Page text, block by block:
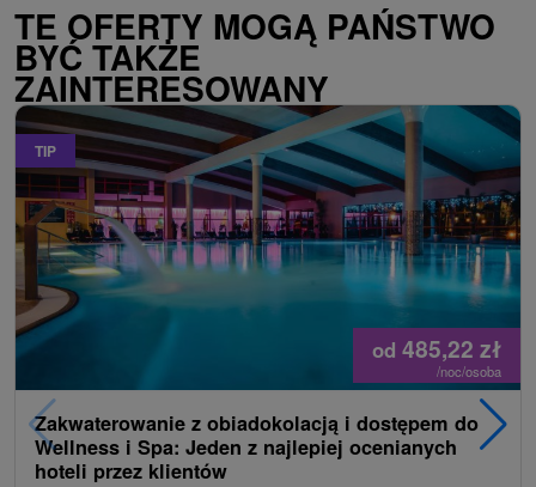
TE OFERTY MOGĄ PAŃSTWO
BYĆ TAKŻE
ZAINTERESOWANY
TIP
od 485,22 zł
/noc/osoba
Zakwaterowanie z obiadokolacją i dostępem do
Wellness i Spa: Jeden z najlepiej ocenianych
hoteli przez klientów